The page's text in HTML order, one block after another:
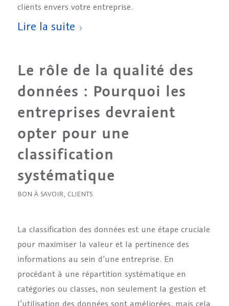
clients envers votre entreprise.
Lire la suite
Le rôle de la qualité des
données : Pourquoi les
entreprises devraient
opter pour une
classification
systématique
BON À SAVOIR, CLIENTS
La classification des données est une étape cruciale
pour maximiser la valeur et la pertinence des
informations au sein d’une entreprise. En
procédant à une répartition systématique en
catégories ou classes, non seulement la gestion et
l’utilisation des données sont améliorées, mais cela